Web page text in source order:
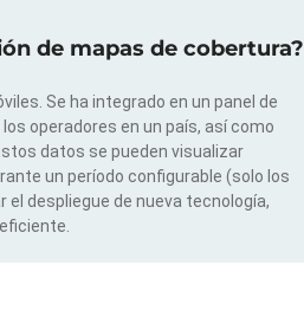
de mapas de cobertura?
Se ha integrado en un panel de
operadores en un país, así como
datos se pueden visualizar
un período configurable (solo los
despliegue de nueva tecnología,